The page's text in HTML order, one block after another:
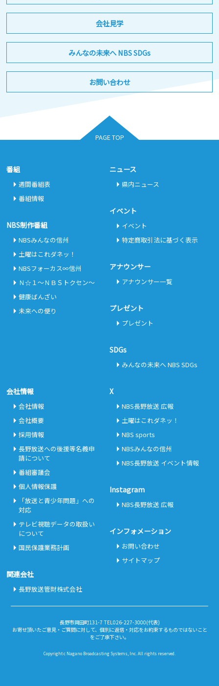
会社見学
みんなの未来へ NBS SDGs
お問い合わせ
PAGE TOP
番組
週間番組表
番組情報
NBS制作番組
NBSみんなの信州
土曜はこれダネッ！
NBSフォーカス∞信州
Ｎ☆１～ＮＢＳトクセン～
健康ばんざい
未来への便り
ニュース
県内ニュース
イベント
イベント
特定商取引法に基づく表示
アナウンサー
アナウンサー一覧
プレゼント
プレゼント
SDGs
みんなの未来へ NBS SDGs
会社情報
会社情報
会社概要
採用情報
長野放送への後援等名義申
請について
番組審議会
個人情報保護
「放送と青少年問題」への
対応
テレビ視聴データの取扱い
について
国民保護業務計画
関連会社
長野放送管財株式会社
X
NBS長野放送 広報
土曜はこれダネッ！
NBS sports
NBSみんなの信州
NBS長野放送 イベント情報
Instagram
NBS長野放送 広報
インフォメーション
お問い合わせ
サイトマップ
長野市岡田町131-7 TEL026-227-3000(代表)
お寄せ頂いたご意見・ご質問に対して、個別に返信・対応をお約束するものではないこと
をご了承下さい。
Copyright c Nagano Broadcasting Systems, Inc. All rights reserved.